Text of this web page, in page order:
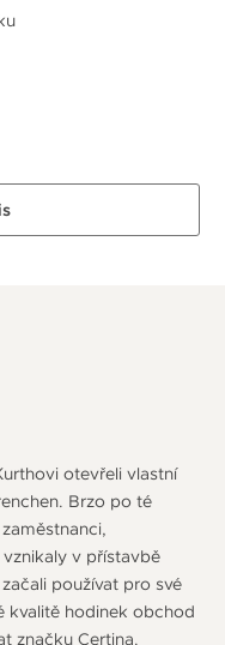
otevřeli vlastní
Brzo po té
v přístavbě
používat pro své
kvalitě hodinek obchod
značku Certina.